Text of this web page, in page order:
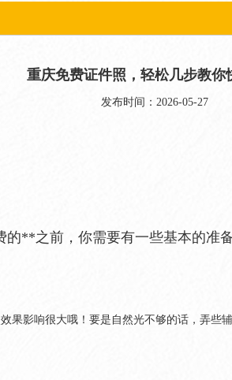
重庆免费证件照，轻松几步教你
发布时间：2026-05-27
**之前，你需要有一些基本的准
果影响很大哦！要是自然光不够的话，弄些